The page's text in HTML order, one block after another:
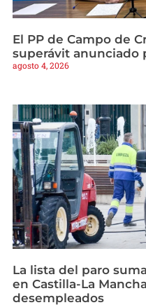
El PP de Campo de
superávit anunciado
agosto 4, 2026
La lista del paro
en Castilla-La
desempleados